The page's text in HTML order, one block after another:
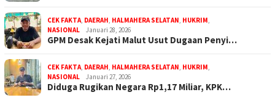
CEK FAKTA, DAERAH, HALMAHERA SELATAN, HUKRIM,
NASIONAL
Januari 28, 2026
GPM Desak Kejati Malut Usut Dugaan Penyi…
CEK FAKTA, DAERAH, HALMAHERA SELATAN, HUKRIM,
NASIONAL
Januari 27, 2026
Diduga Rugikan Negara Rp1,17 Miliar, KPK…